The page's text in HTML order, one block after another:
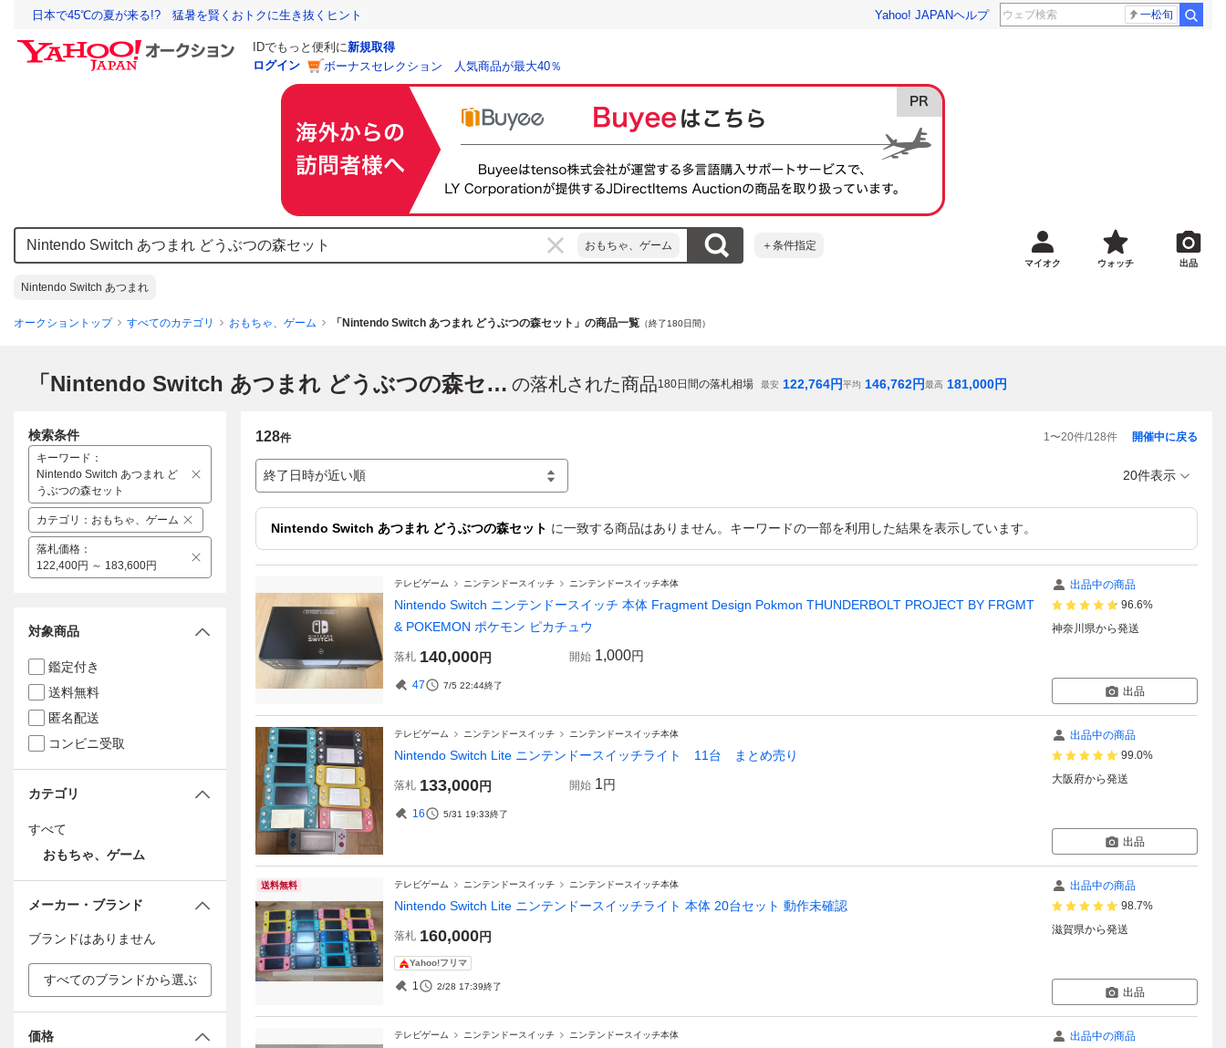
日本で45℃の夏が来る!? 猛暑を賢くおトクに生き抜くヒント Yahoo! JAPANヘルプ 一松旬
IDでもっと便利に新規取得
ログイン
ボーナスセレクション 人気商品が最大40％
おもちゃ、ゲーム ＋条件指定
Nintendo Switch あつまれ
マイオク ウォッチ 出品
オークショントップ すべてのカテゴリ おもちゃ、ゲーム 「Nintendo Switch あつまれ どうぶつの森セット」の商品一覧 （終了180日間）
「Nintendo Switch あつまれ どうぶつの森セット」 の落札された商品180日間の落札相場 最安 122,764円平均 146,762円最高 181,000円
128件 1〜20件/128件
終了日時が近い順
開催中に戻る
20件表示
Nintendo Switch あつまれ どうぶつの森セット に一致する商品はありません。キーワードの一部を利用した結果を表示しています。
テレビゲーム ニンテンドースイッチ ニンテンドースイッチ本体
Nintendo Switch ニンテンドースイッチ 本体 Fragment Design Pokmon THUNDERBOLT PROJECT BY FRGMT
& POKEMON ポケモン ピカチュウ
落札 140,000円 開始 1,000円
47 7/5 22:44終了
出品中の商品
96.6%
神奈川県から発送
出品
テレビゲーム ニンテンドースイッチ ニンテンドースイッチ本体
Nintendo Switch Lite ニンテンドースイッチライト 11台 まとめ売り
落札 133,000円 開始 1円
16 5/31 19:33終了
出品中の商品
99.0%
大阪府から発送
出品
送料無料 テレビゲーム ニンテンドースイッチ ニンテンドースイッチ本体
Nintendo Switch Lite ニンテンドースイッチライト 本体 20台セット 動作未確認
落札 160,000円
Yahoo!フリマ
1 2/28 17:39終了
出品中の商品
98.7%
滋賀県から発送
出品
テレビゲーム ニンテンドースイッチ ニンテンドースイッチ本体
出品中の商品
検索条件
キーワード ：
Nintendo Switch あつまれ ど
うぶつの森セット
カテゴリ ： おもちゃ、ゲーム
落札価格 ：
122,400円 ～ 183,600円
対象商品
鑑定付き
送料無料
匿名配送
コンビニ受取
カテゴリ
すべて
おもちゃ、ゲーム
メーカー・ブランド
ブランドはありません
すべてのブランドから選ぶ
価格